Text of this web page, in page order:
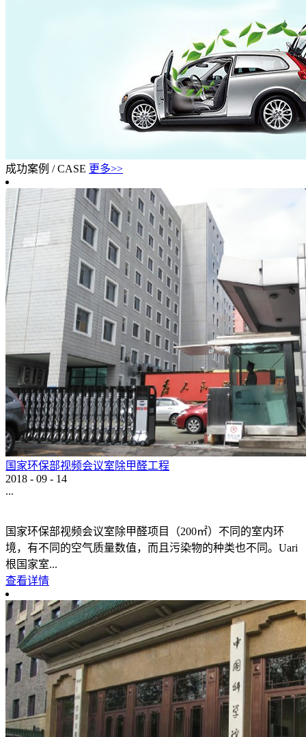
成功案例 / CASE 更多>>
国家环保部视频会议室除甲醛工程
2018 - 09 - 14
...
国家环保部视频会议室除甲醛项目（200㎡）不同的室内环
境，有不同的空气质量数值，而且污染物的种类也不同。Uari
根国家室...
查看详情